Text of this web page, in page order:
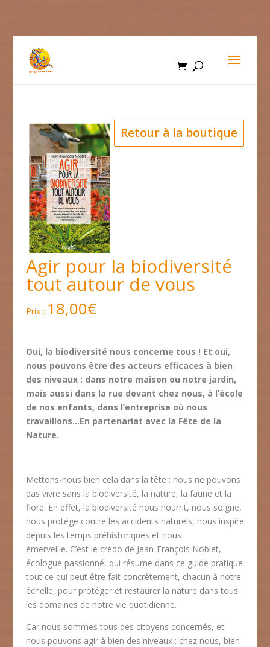
Retour à la boutique
Agir pour la biodiversité
tout autour de vous
18,00€
Oui, la biodiversité nous concerne tous ! Et oui,
nous pouvons être des acteurs efficaces à bien
des niveaux : dans notre maison ou notre jardin,
mais aussi dans la rue devant chez nous, à l’école
de nos enfants, dans l’entreprise où nous
travaillons…En partenariat avec la Fête de la
Nature.
Mettons-nous bien cela dans la tête : nous ne pouvons
pas vivre sans la biodiversité, la nature, la faune et la
flore. En effet, la biodiversité nous nourrit, nous soigne,
nous protège contre les accidents naturels, nous inspire
depuis les temps préhistoriques et nous
émerveille. C’est le crédo de Jean-François Noblet,
écologue passionné, qui résume dans ce guide pratique
tout ce qui peut être fait concrètement, chacun à notre
échelle, pour protéger et restaurer la nature dans tous
les domaines de notre vie quotidienne.
Car nous sommes tous des citoyens concernés, et
nous pouvons agir à bien des niveaux : chez nous, bien